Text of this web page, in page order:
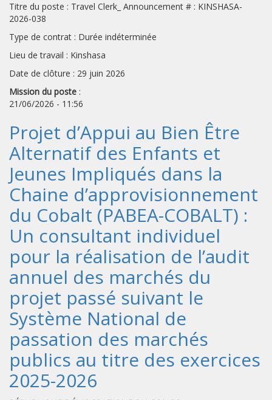
Titre du poste : Travel Clerk_ Announcement # : KINSHASA-
2026-038
Type de contrat : Durée indéterminée
Lieu de travail : Kinshasa
Date de clôture : 29 juin 2026
Mission du poste :
21/06/2026 - 11:56
Projet d’Appui au Bien Être
Alternatif des Enfants et
Jeunes Impliqués dans la
Chaine d’approvisionnement
du Cobalt (PABEA-COBALT) :
Un consultant individuel
pour la réalisation de l’audit
annuel des marchés du
projet passé suivant le
Système National de
passation des marchés
publics au titre des exercices
2025-2026